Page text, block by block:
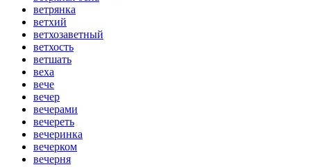
ветрянка
ветхий
ветхозаветный
ветхость
ветшать
веха
вече
вечер
вечерами
вечереть
вечеринка
вечерком
вечерня